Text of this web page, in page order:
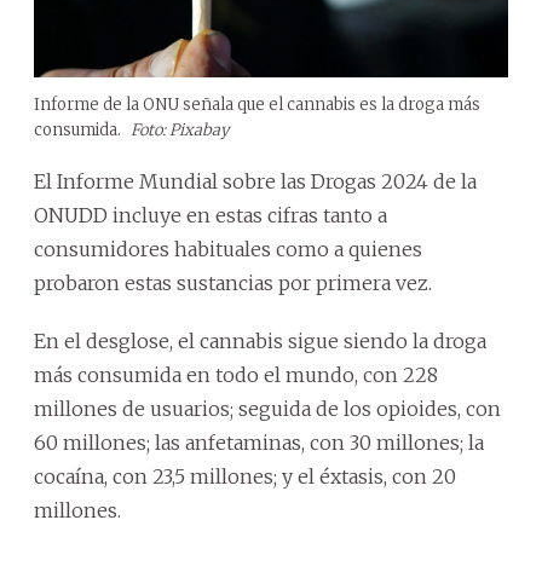
Informe de la ONU señala que el cannabis es la droga más
consumida. Foto: Pixabay
El Informe Mundial sobre las Drogas 2024 de la
ONUDD incluye en estas cifras tanto a
consumidores habituales como a quienes
probaron estas sustancias por primera vez.
En el desglose, el cannabis sigue siendo la droga
más consumida en todo el mundo, con 228
millones de usuarios; seguida de los opioides, con
60 millones; las anfetaminas, con 30 millones; la
cocaína, con 23,5 millones; y el éxtasis, con 20
millones.